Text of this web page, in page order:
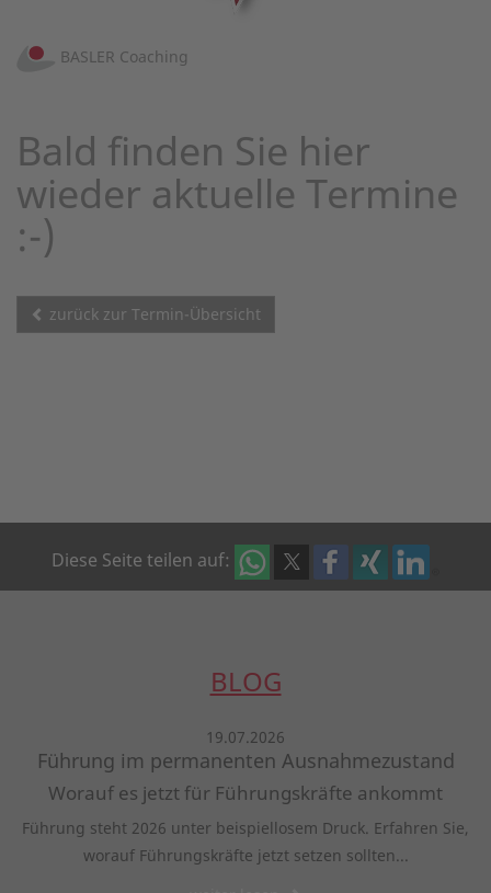
BASLER Coaching
Bald finden Sie hier
wieder aktuelle Termine
:-)
zurück zur Termin-Übersicht
Diese Seite teilen auf:
BLOG
19.07.2026
Führung im permanenten Ausnahmezustand
Worauf es jetzt für Führungskräfte ankommt
Führung steht 2026 unter beispiellosem Druck. Erfahren Sie,
worauf Führungskräfte jetzt setzen sollten...